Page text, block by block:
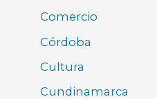
Comercio
Córdoba
Cultura
Cundinamarca